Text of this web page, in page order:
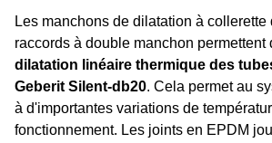
Les manchons de dilatation à collerette
raccords à double manchon permettent
dilatation linéaire thermique des
Geberit Silent-db20. Cela permet au
à d'importantes variations de
fonctionnement. Les joints en EPDM